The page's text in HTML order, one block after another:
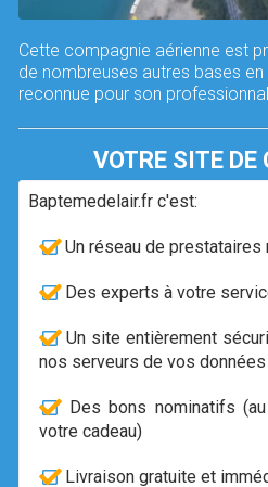
Cette compagnie aérienne est
de nombreuses autres bases
reconnue pour son
VOTRE SITE DE
Baptemedelair.fr c'est:
Un réseau de prestataires
Des experts à votre
Un site entièrement
nos serveurs de vos
Des bons nominatifs
votre cadeau)
Livraison gratuite et